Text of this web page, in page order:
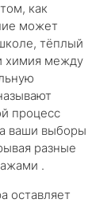
как
может
тёплый
химия между
процесс
ваши выборы
разные
.
оставляет